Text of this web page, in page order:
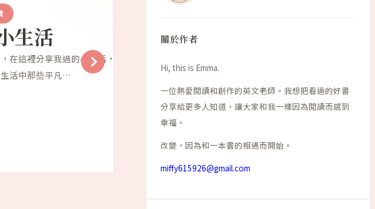
亮眼成就，
閱讀更多
關於作者
Hi, this is Emma.
一位熱愛閱讀和創作的英文老師。我想把看過的好書
分享給更多人知道，讓大家和我一樣因為閱讀而感到
幸福。
改變，因為和一本書的相遇而開始。
miffy615926@gmail.com